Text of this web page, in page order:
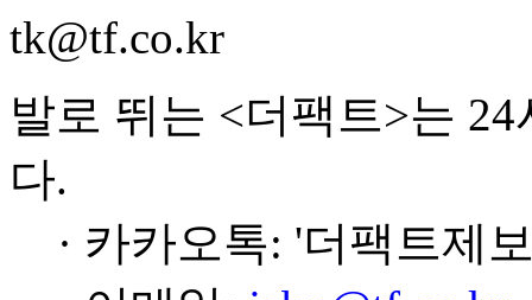
tk@tf.co.kr
발로 뛰는 <더팩트>는
다.
· 카카오톡: '더팩트제